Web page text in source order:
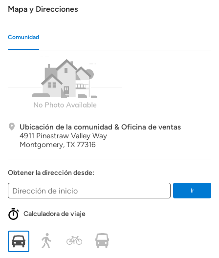
Mapa y Direcciones
Comunidad
Ubicación de la comunidad & Oficina de ventas
4911 Pinestraw Valley Way
Montgomery, TX 77316
Obtener la dirección desde:
Ir
Calculadora de viaje